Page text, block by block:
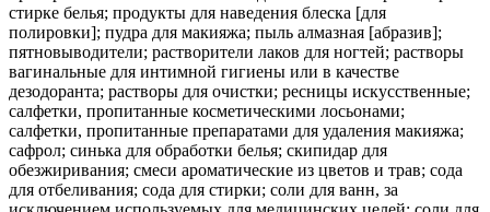
стирке белья; продукты для наведения блеска [для
полировки]; пудра для макияжа; пыль алмазная [абразив];
пятновыводители; растворители лаков для ногтей; растворы
вагинальные для интимной гигиены или в качестве
дезодоранта; растворы для очистки; ресницы искусственные;
салфетки, пропитанные косметическими лосьонами;
салфетки, пропитанные препаратами для удаления макияжа;
сафрол; синька для обработки белья; скипидар для
обезжиривания; смеси ароматические из цветов и трав; сода
для отбеливания; сода для стирки; соли для ванн, за